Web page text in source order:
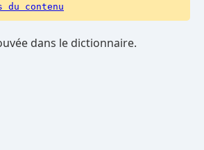
du contenu
dans le dictionnaire.